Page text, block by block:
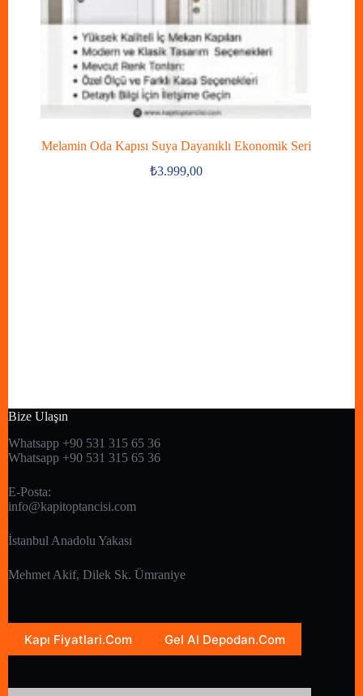
Melamin Oda Kapısı Suya Dayanıklı Ekonomik Seri
₺3.999,00
Whatsapp +90 531 315 65 36
İstanbul Anadolu Yakası